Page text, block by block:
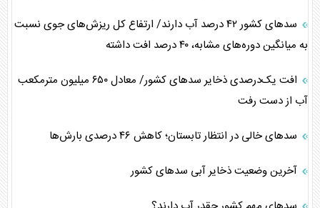
سد‌های کشور ۴۲ درصد آب دارند/ ارتفاع کل ریزش‌های جوی نسبت
به میانگین دوره‌های مشابه، ۴۰ درصد افت داشته
افت یک‌درصدی ذخایر سدهای کشور/ معادل ۶۵۰ میلیون مترمکعب
آب از دست رفت
سد‌های خالی در انتظار تابستان؛ کاهش ۴۶ درصدی بارش‌ها
آخرین وضعیت ذخایر آبی سدهای کشور